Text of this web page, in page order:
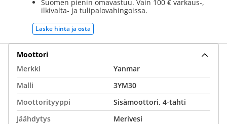
Suomen pienin omavastuu. Vain 100 € varkaus-,
ilkivalta- ja tulipalovahingoissa.
Laske hinta ja osta
Moottori
Merkki
Yanmar
Malli
3YM30
Moottorityyppi
Sisämoottori, 4-tahti
Jäähdytys
Merivesi